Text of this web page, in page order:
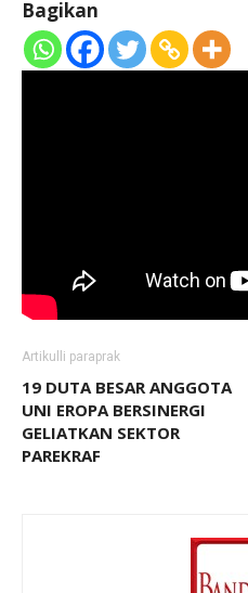
Bagikan
Artikulli paraprak
19 DUTA BESAR ANGGOTA
UNI EROPA BERSINERGI
GELIATKAN SEKTOR
PAREKRAF